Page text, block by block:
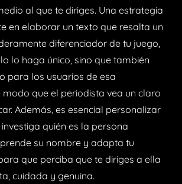
al que te diriges. Una estrategia
en elaborar un texto que resalta un
diferenciador de tu juego,
lo haga único, sino que también
para los usuarios de esa
que el periodista vea un claro
Además, es esencial personalizar
quién es la persona
su nombre y adapta tu
que perciba que te diriges a ella
cuidada y genuina.